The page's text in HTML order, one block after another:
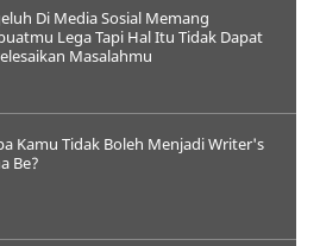
Di Media Sosial Memang
Lega Tapi Hal Itu Tidak Dapat
Masalahmu
Kamu Tidak Boleh Menjadi Writer's
Be?